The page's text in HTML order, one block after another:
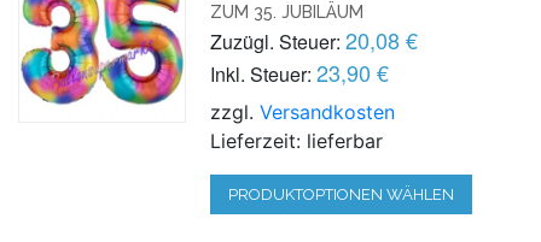
ZUM 35. JUBILÄUM
Zuzügl. Steuer: 20,08 €
Inkl. Steuer: 23,90 €
zzgl.Versandkosten
Lieferzeit: lieferbar
PRODUKTOPTIONEN WÄHLEN